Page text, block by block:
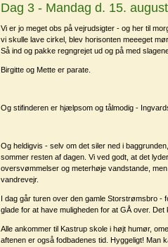
Dag 3 - Mandag d. 15.
Vi er jo meget obs på vejrudsigter - og her til
vi skulle lave cirkel, blev horisonten meeeget
Så ind og pakke regngrejet ud og på med
Birgitte og Mette er parate.
Og stifinderen er hjælpsom og tålmodig -
Og heldigvis - selv om det siler ned i
sommer resten af dagen. Vi ved godt, at det
oversvømmelser og meterhøje vandstande,
vandrevejr.
I dag går turen over den gamle Storstrømsbro -
glade for at have muligheden for at GÅ over.
Alle ankommer til Kastrup skole i højt humør,
aftenen er også fodbadenes tid. Hyggeligt!